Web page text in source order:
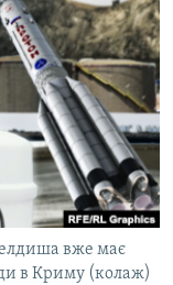
вже має
в Криму (колаж)